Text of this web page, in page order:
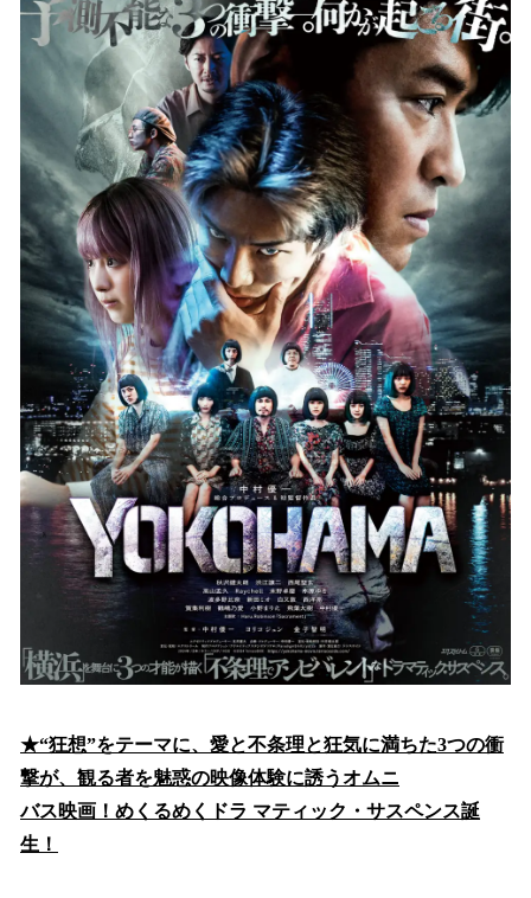
読
み
中
す
★“狂想”をテーマに、愛と不条理と狂気に満ちた3つの衝
撃が、観る者を魅惑の映像体験に誘うオムニ
バス映画！めくるめくドラ マティック・サスペンス誕
生！